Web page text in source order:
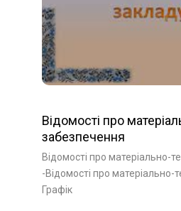
Відомості про
забезпечення
Відомості про матеріально-
-Відомості про матеріально-
Графік